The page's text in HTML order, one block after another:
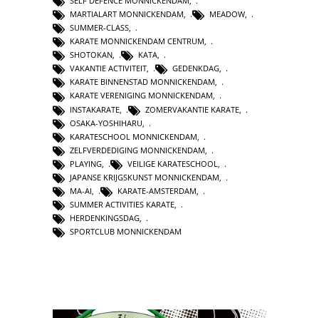
MARTIALART MONNICKENDAM, MEADOW,
SUMMER-CLASS,
KARATE MONNICKENDAM CENTRUM,
SHOTOKAN, KATA,
VAKANTIE ACTIVITEIT, GEDENKDAG,
KARATE BINNENSTAD MONNICKENDAM,
KARATE VERENIGING MONNICKENDAM,
INSTAKARATE
ZOMERVAKANTIE KARATE
OSAKA-YOSHIHARU
KARATESCHOOL MONNICKENDAM
ZELFVERDEDIGING MONNICKENDAM
PLAYING
VEILIGE KARATESCHOOL
JAPANSE KRIJGSKUNST MONNICKENDAM
MA-AI
KARATE-AMSTERDAM
SUMMER ACTIVITIES KARATE
HERDENKINGSDAG,
SPORTCLUB MONNICKENDAM